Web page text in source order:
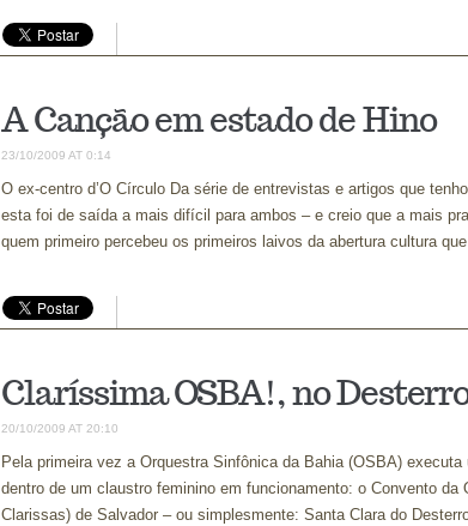
A Canção em estado de Hino
23/10/2009 AT 0:14
O ex-centro d’O Círculo Da série de entrevistas e artigos que
esta foi de saída a mais difícil para ambos – e creio que a mais
quem primeiro percebeu os primeiros laivos da abertura cultura
Claríssima OSBA!, no
20/10/2009 AT 20:10
Pela primeira vez a Orquestra Sinfônica da Bahia (OSBA)
dentro de um claustro feminino em funcionamento: o Convento da
Clarissas) de Salvador – ou simplesmente: Santa Clara do